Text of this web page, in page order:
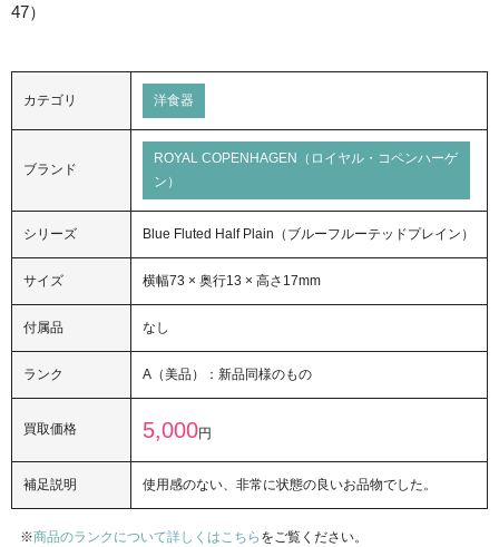
47）
カテゴリ 洋食器
ブランド
ROYAL COPENHAGEN（ロイヤル・コペンハーゲ
ン）
シリーズ Blue Fluted Half Plain（ブルーフルーテッドプレイン）
サイズ 横幅73 × 奥行13 × 高さ17mm
付属品 なし
ランク A（美品）：新品同様のもの
買取価格 5,000円
補足説明 使用感のない、非常に状態の良いお品物でした。
商品のランクについて詳しくはこちら をご覧ください。